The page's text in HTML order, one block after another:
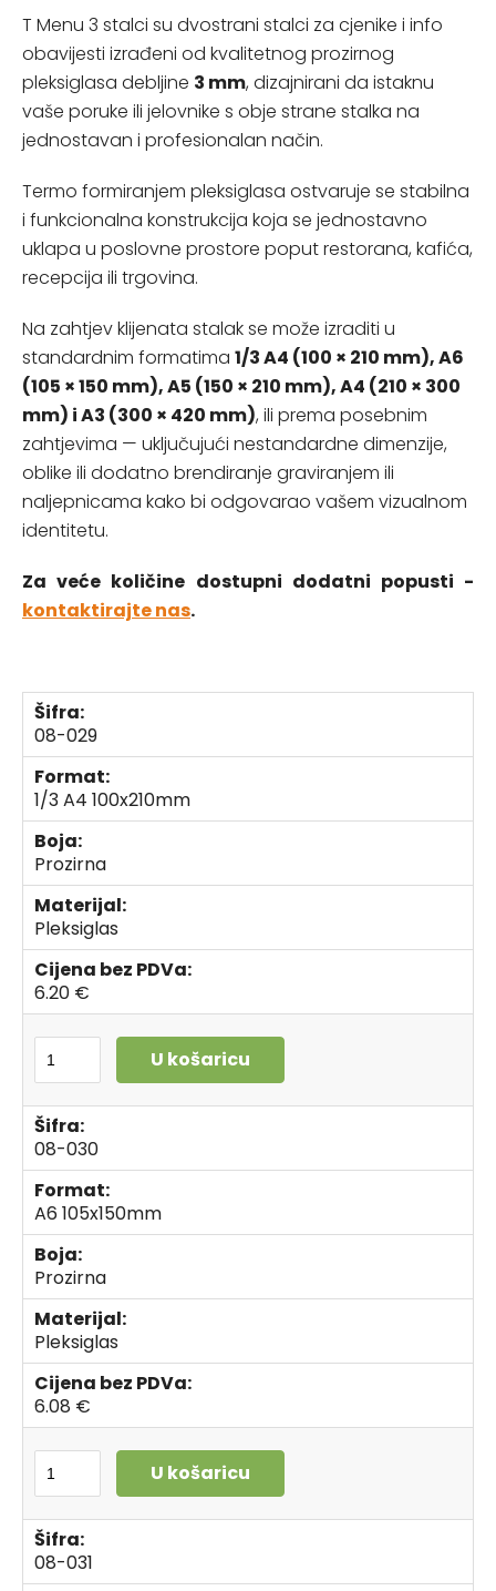
T Menu 3 stalci su dvostrani stalci za cjenike i info
obavijesti izrađeni od kvalitetnog prozirnog
pleksiglasa debljine 3 mm, dizajnirani da istaknu
vaše poruke ili jelovnike s obje strane stalka na
jednostavan i profesionalan način.
Termo formiranjem pleksiglasa ostvaruje se stabilna
i funkcionalna konstrukcija koja se jednostavno
uklapa u poslovne prostore poput restorana, kafića,
recepcija ili trgovina.
Na zahtjev klijenata stalak se može izraditi u
standardnim formatima 1/3 A4 (100 × 210 mm), A6
(105 × 150 mm), A5 (150 × 210 mm), A4 (210 × 300
mm) i A3 (300 × 420 mm), ili prema posebnim
zahtjevima — uključujući nestandardne dimenzije,
oblike ili dodatno brendiranje graviranjem ili
naljepnicama kako bi odgovarao vašem vizualnom
identitetu.
Za veće količine dostupni dodatni popusti -
kontaktirajte nas.
Šifra:
08-029
Format:
1/3 A4 100x210mm
Boja:
Prozirna
Materijal:
Pleksiglas
Cijena bez PDVa:
6.20 €
U košaricu
Šifra:
08-030
Format:
A6 105x150mm
Boja:
Prozirna
Materijal:
Pleksiglas
Cijena bez PDVa:
6.08 €
U košaricu
Šifra:
08-031